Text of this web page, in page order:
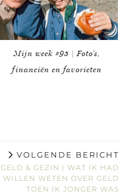
Mijn week #95 | Foto’s,
financiën en favorieten
VOLGENDE BERICHT
GELD & GEZIN | WAT IK HAD
WILLEN WETEN OVER GELD
TOEN IK JONGER WAS